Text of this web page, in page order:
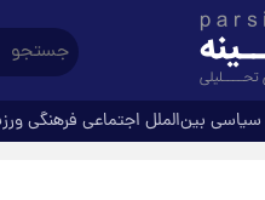
سیاسی بین‌الملل اجتماعی فرهنگی